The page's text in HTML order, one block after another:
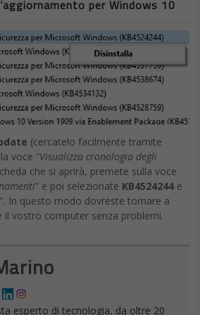
per Windows 10
(cercatelo facilmente tramite
voce “Visualizza cronologia degli
che si aprirà, premete sulla voce
” e poi selezionate KB4524244e
”. In questo modo dovreste tornare a
il vostro computer senza problemi.
esperto di tecnologia, da oltre 20